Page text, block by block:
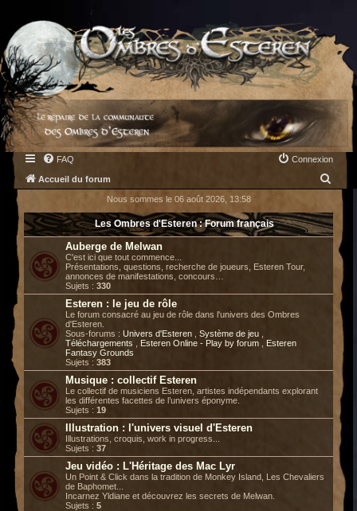
FAQ Connexion
Accueil du forum
c
h
c
Nous sommes le 06 août 2026, 13:58
Les Ombres d'Esteren : Forum français
Auberge de Melwan
C'est ici que tout commence...
Présentations, questions, recherche de joueurs, Esteren Tour,
annonces de manifestations, concours…
Sujets : 330
Esteren : le jeu de rôle
Le forum consacré au jeu de rôle dans l'univers des Ombres
d'Esteren.
Sous-forums : Univers d'Esteren Système de jeu
Téléchargements
Esteren Online - Play by forum
Esteren
Fantasy Grounds
Sujets : 383
Musique : collectif Esteren
Le collectif de musiciens Esteren, artistes indépendants explorant
les différentes facettes de l’univers éponyme.
Sujets : 19
Illustration : l'univers visuel d'Esteren
Illustrations, croquis, work in progress...
Sujets : 37
Jeu vidéo : L'Héritage des Mac Lyr
Un Point & Click dans la tradition de Monkey Island, Les Chevaliers
de Baphomet...
Incarnez Yldiane et découvrez les secrets de Melwan.
Sujets : 5